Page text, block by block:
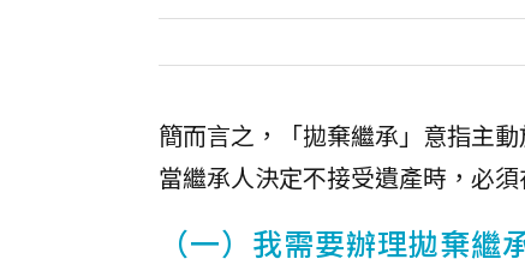
簡而言之，「拋棄繼承」意指主
當繼承人決定不接受遺產時，必
（一）我需要辦理拋棄繼